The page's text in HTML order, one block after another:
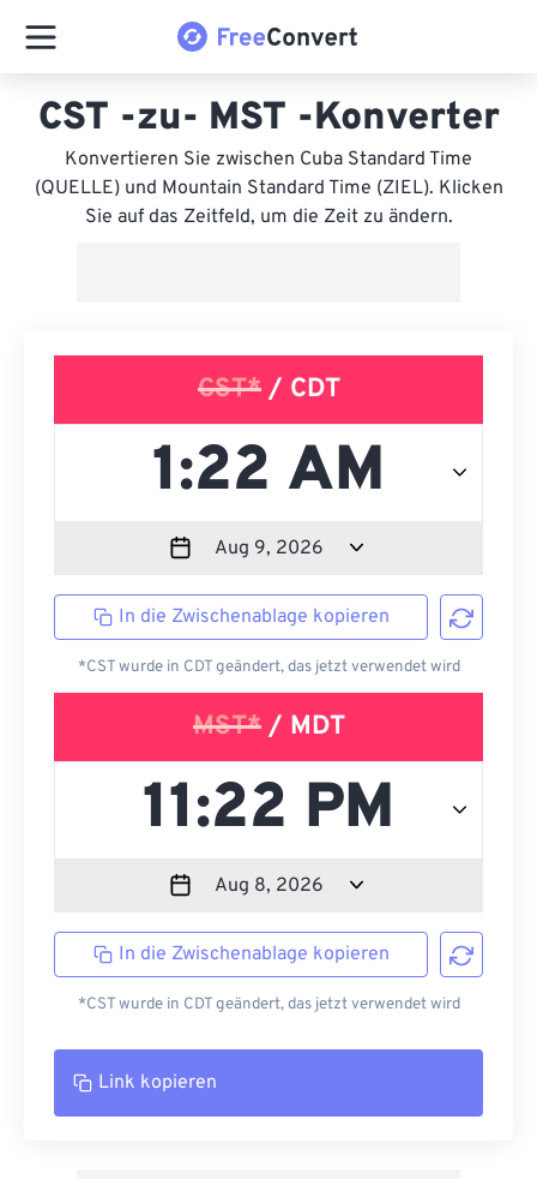
CST -zu- MST -Konverter
Konvertieren Sie zwischen Cuba Standard Time
(QUELLE) und Mountain Standard Time (ZIEL). Klicken
Sie auf das Zeitfeld, um die Zeit zu ändern.
CST*/ CDT
In die Zwischenablage kopieren
*CST wurde in CDT geändert, das jetzt verwendet wird
MST*/ MDT
In die Zwischenablage kopieren
*CST wurde in CDT geändert, das jetzt verwendet wird
Link kopieren